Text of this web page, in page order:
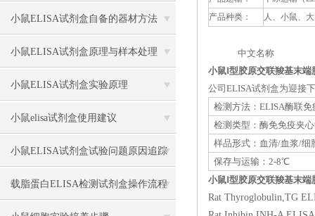
骤，以下有详细说明
小鼠ELISA试剂盒自备的器材方法
小鼠ELISA试剂盒原理与样本处理
小鼠ELISA试剂盒实验原理
小鼠elisa试剂盒使用建议
小鼠ELISA试剂盒试验问题原因追踪
载脂蛋白ELISA检测试剂盒操作流程
产品种类：
人、小鼠、
中文名称 英
小鼠Ⅰ型胶原交联羧基末
公司ELISA试剂盒为迎接
检测方法：ELISA酶联免
检测类型：酶免免疫夹
样品形式：血清/血浆/细
保存与运输：2-8℃
小鼠Ⅰ型胶原交联羧基末
Rat Thyroglobulin,TG